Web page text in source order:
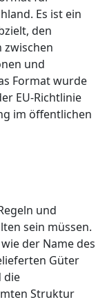
Es ist ein
den
zwischen
und
Format wurde
EU-Richtlinie
im öffentlichen
und
sein müssen.
der Name des
Güter
die
Struktur